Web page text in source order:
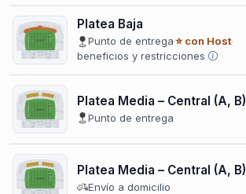
Platea Baja
Punto de entrega⭐ con Host
beneficios y restricciones
Platea Media – Central (A, B)
Punto de entrega
Platea Media – Central (A, B)
Envío a domicilio